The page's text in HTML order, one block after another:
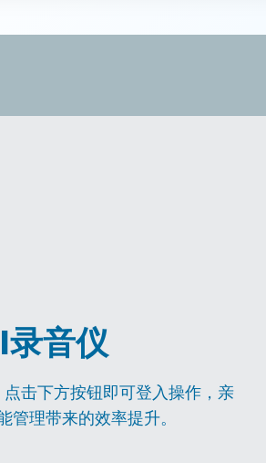
音仪
击下方按钮即可登入操作，亲
理带来的效率提升。